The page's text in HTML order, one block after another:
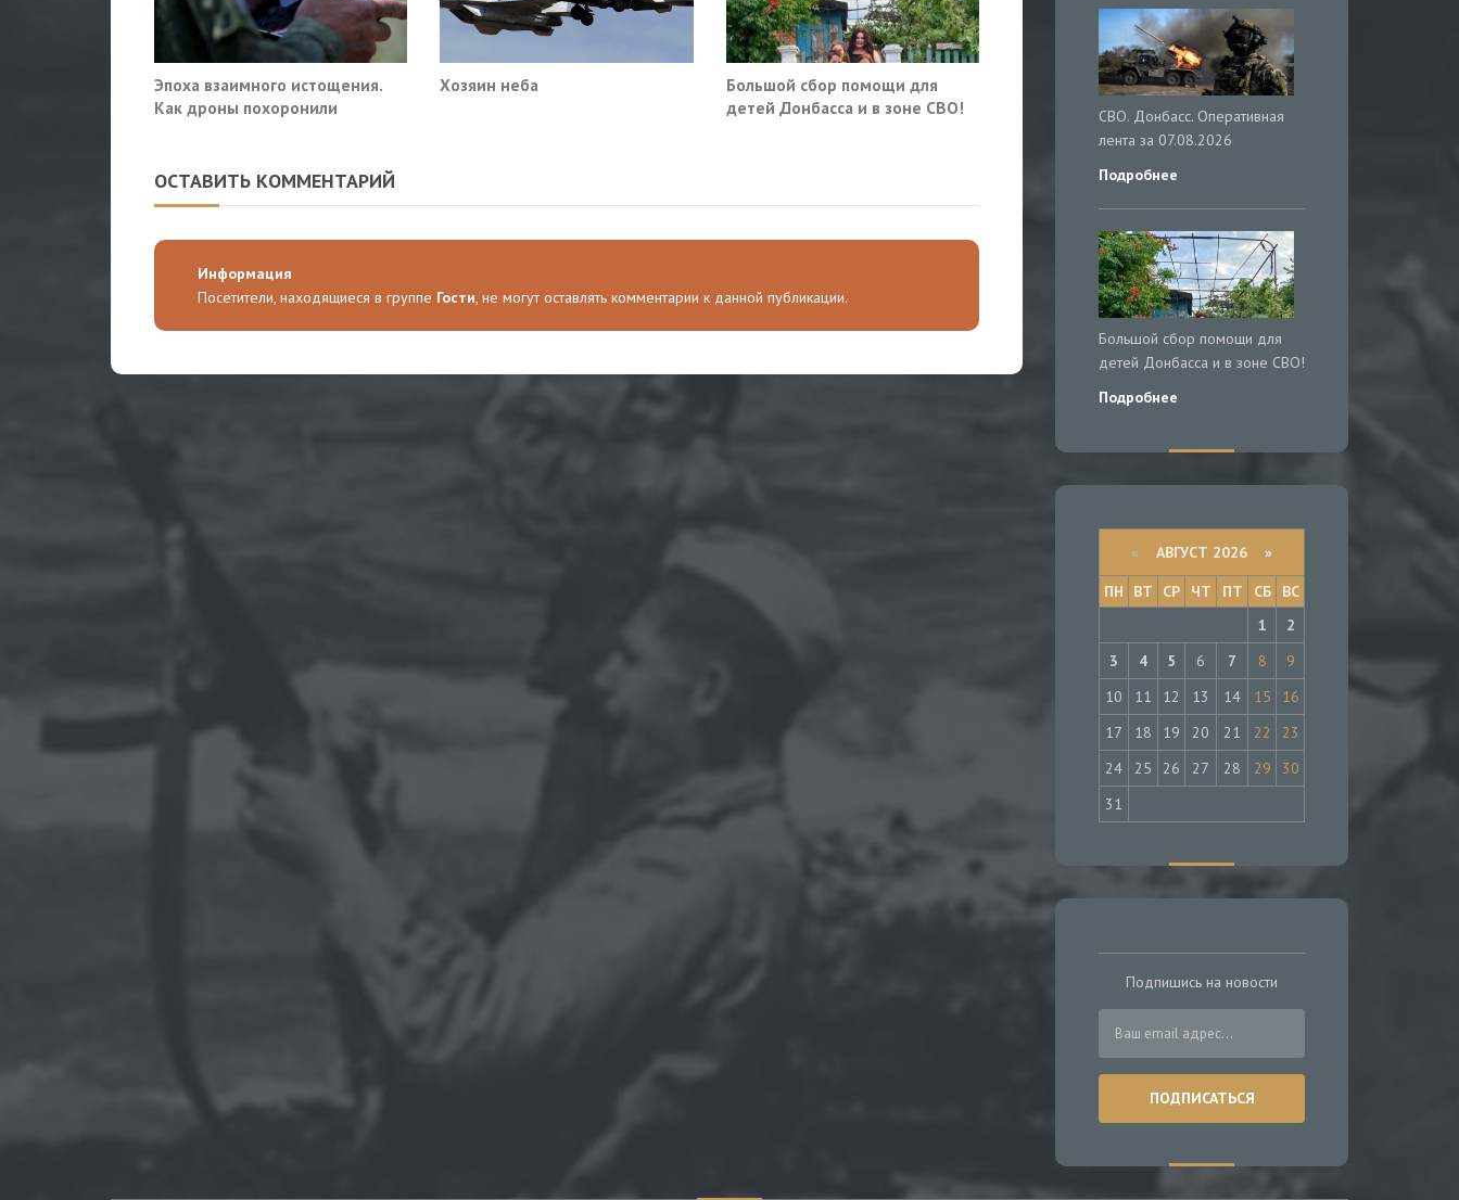
Эпоха взаимного истощения.
Как дроны похоронили
Хозяин неба
Большой сбор помощи для
детей Донбасса и в зоне СВО!
ОСТАВИТЬ КОММЕНТАРИЙ
Информация
Посетители, находящиеся в группе Гости, не могут оставлять комментарии к данной публикации.
СВО. Донбасс. Оперативная
лента за 07.08.2026
Подробнее
Большой сбор помощи для
детей Донбасса и в зоне СВО!
Подробнее
« АВГУСТ 2026 »
ПН
ВТ СР ЧТ ПТ СБ
ВС
1
2
3
4 5 6 7 8
9
10
11 12 13 14 15
16
17
18 19 20 21 22
23
24
25 26 27 28 29
30
31
Подпишись на новости